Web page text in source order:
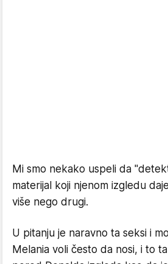
Mi smo nekako uspeli da
materijal koji njenom izgledu
više nego drugi.
U pitanju je naravno ta seksi i
Melania voli često da nosi, i to